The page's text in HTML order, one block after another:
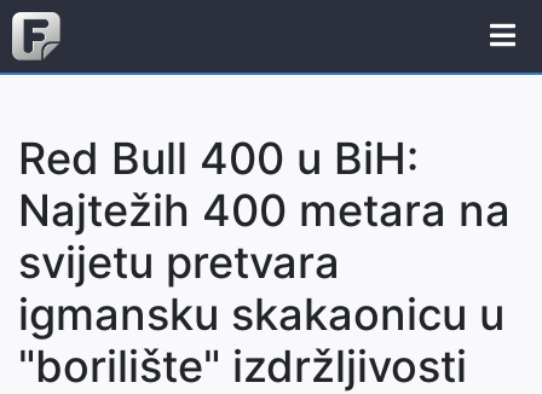
Red Bull 400 u BiH:
Najtežih 400 metara na
svijetu pretvara
igmansku skakaonicu u
"borilište" izdržljivosti